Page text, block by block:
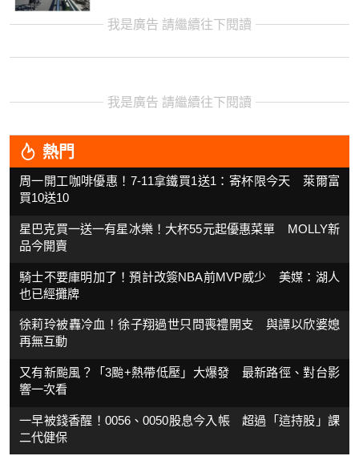
我是廣告 請繼續往下閱讀
我是廣告 請繼續往下閱讀
熱門
周一開工咖啡優惠！7-11拿鐵買1送1：寄杯限今天 萊爾富
買10送10
星巴克買一送一有星冰樂！大杯55元起優惠菜單 MOLLY新
品今開賣
騎士不要庫明加了！預計改簽NBA前MVP威少 美媒：湖人
也已經攤牌
徐莉玲被轟冷血！徐子翔過世只問喪禮開支 與譚以欣婆媳
再無互動
又有新颱風？「3颱+熱帶低壓」大爆發 最新路徑、對台影
響一次看
一早被錢香醒！0056、0050股息今入帳 超過「這持股」課
二代健保